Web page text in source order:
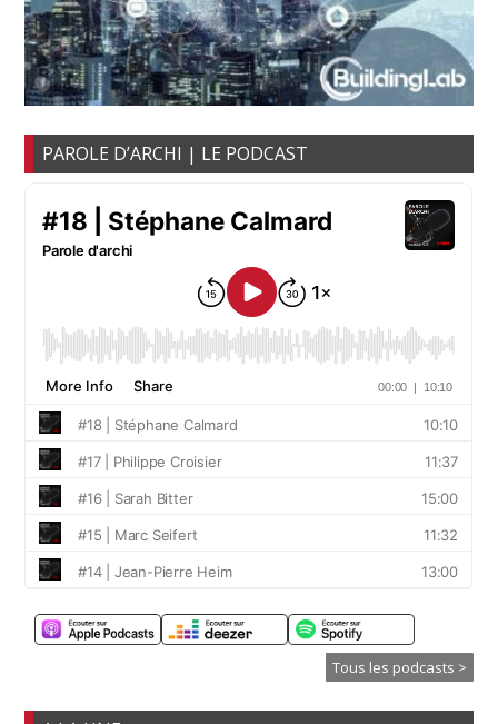
PAROLE D’ARCHI | LE PODCAST
Tous les podcasts >